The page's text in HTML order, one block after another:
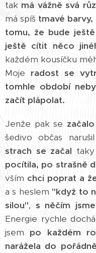
tak má vážně svá
má spíš tmavé
tomu, že bude
ještě cítit něco
každém kousíčku
Moje radost se
tomhle období
začít plápolat.
Jenže pak se
šedivo občas
strach se začal
pocítila, po strašně
vším chci poprat a
a s heslem "když to
silou", s něčím
Energie rychle
jsem po každém
narážela do